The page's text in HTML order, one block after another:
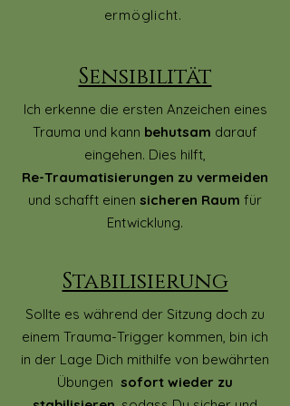
ermöglicht.
Sensibilität
Ich erkenne die ersten Anzeichen eines
Trauma und kann behutsam darauf
eingehen. Dies hilft,
Re-Traumatisierungen zu vermeiden
und schafft einen sicheren Raum für
Entwicklung.
Stabilisierung
Sollte es während der Sitzung doch zu
einem Trauma-Trigger kommen, bin ich
in der Lage Dich mithilfe von bewährten
Übungen sofort wieder zu